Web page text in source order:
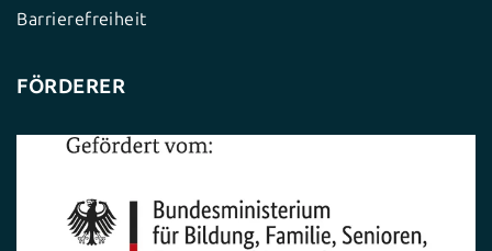
Barrierefreiheit
FÖRDERER